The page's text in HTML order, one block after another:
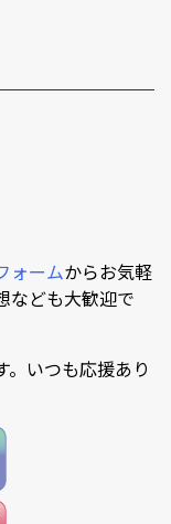
ォームからお気軽
なども大歓迎で
いつも応援あり